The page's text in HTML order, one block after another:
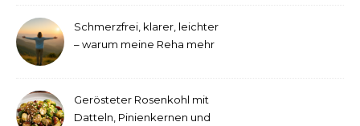
Schmerzfrei, klarer, leichter
– warum meine Reha mehr
Gerösteter Rosenkohl mit
Datteln, Pinienkernen und